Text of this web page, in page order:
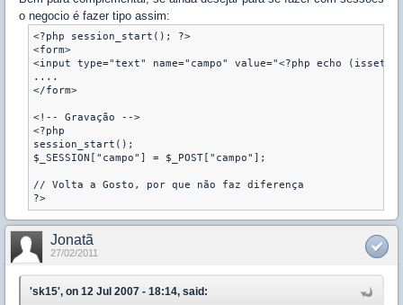
o negocio é fazer tipo assim:
<?php session_start(); ?>
<form>
<input type="text" name="campo" value="<?php echo
....
</form>
<!-- Gravação -->
<?php
session_start();
$_SESSION["campo"] = $_POST["campo"];
// Volta a Gosto, por que não faz diferença
?>
Jonatã
27/02/2011
'sk15', on 12 Jul 2007 - 18:14, said: